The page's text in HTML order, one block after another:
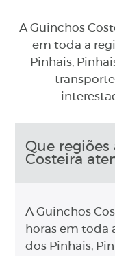
A Guinchos
em toda a
Pinhais,
Que regiões
Costeira
A Guinchos
horas em toda
dos Pinhais,